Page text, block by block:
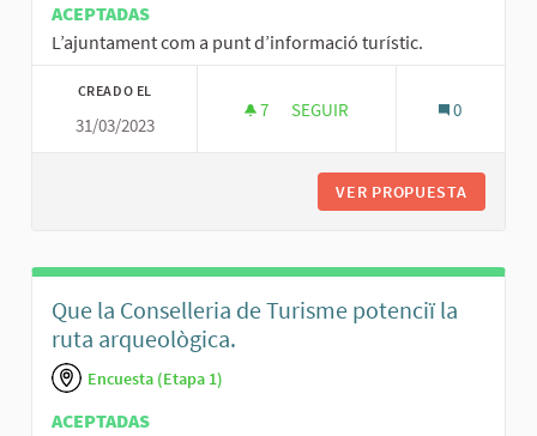
ACEPTADAS
L’ajuntament com a punt d’informació turístic.
CREADO EL
31/03/2023
7 7 SEGUIDORAS
SEGUIR 0
VER PROPUESTA
Que la Conselleria de Turisme potenciï la
ruta arqueològica.
Encuesta (Etapa 1)
ACEPTADAS